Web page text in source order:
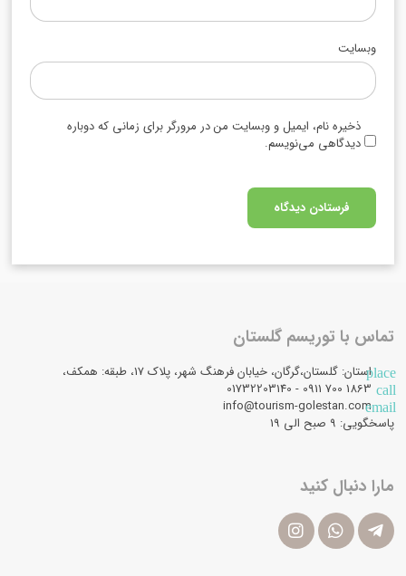
وبسایت
ذخیره نام، ایمیل و وبسایت من در مرورگر برای زمانی که دوباره
دیدگاهی می‌نویسم.
تماس با توریسم گلستان
placeاستان: گلستان،گرگان، خیابان فرهنگ شهر، پلاک 17، طبقه: همکف،
call
email
info@tourism-golestan.com
پاسخگویی: ۹ صبح الی 19
مارا دنبال کنید